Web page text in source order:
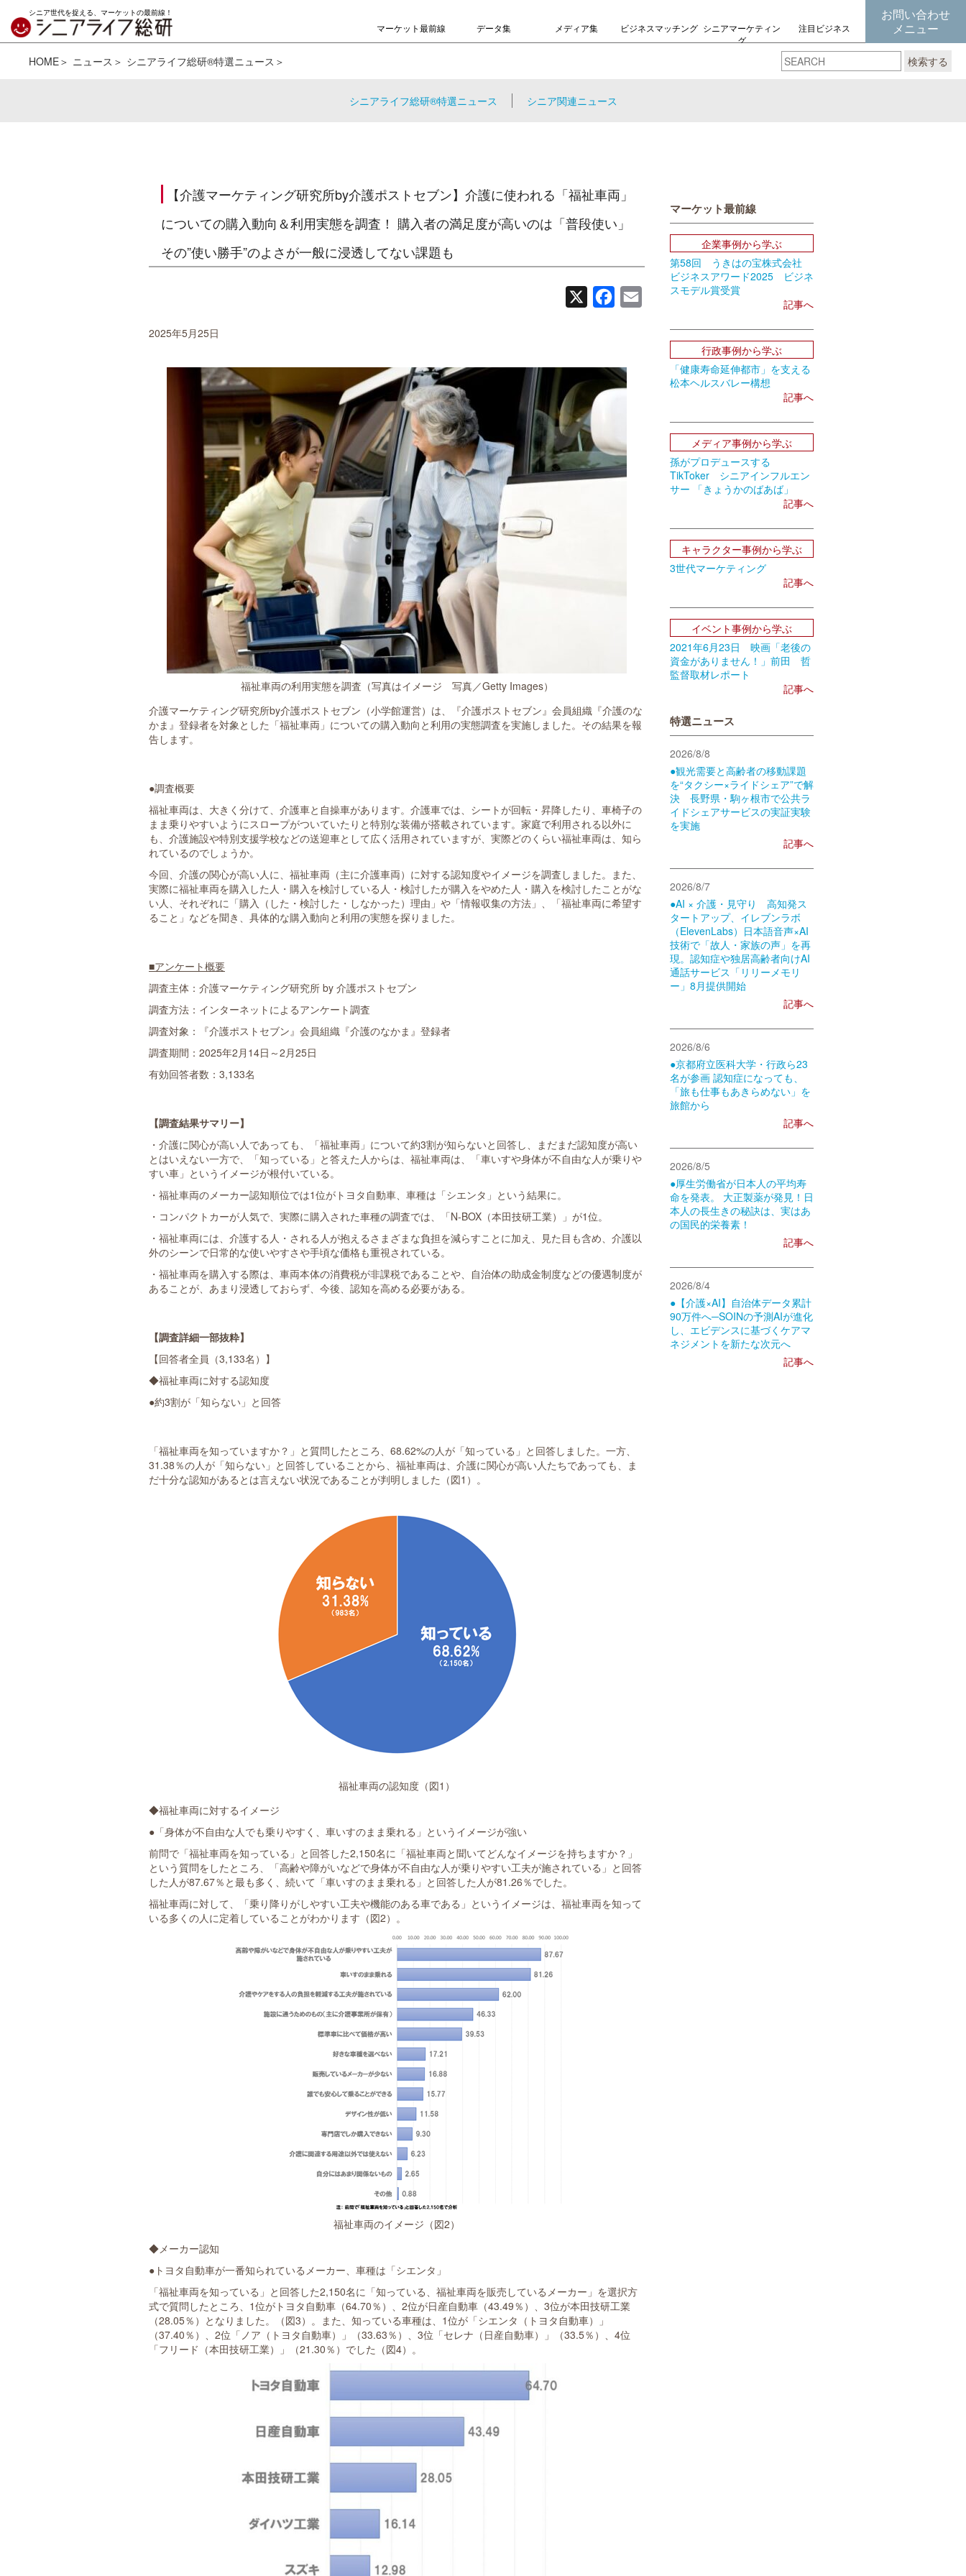
シニア世代を捉える、マーケットの最前線！
マーケット最前線 データ集 メディア集 ビジネスマッチング シニアマーケティン
グ
注目ビジネス
お問い合わせ
メニュー
HOME ニュース シニアライフ総研®特選ニュース 検索する
シニアライフ総研®特選ニュース シニア関連ニュース
【介護マーケティング研究所by介護ポストセブン】介護に使われる「福祉車両」
についての購入動向＆利用実態を調査！ 購入者の満足度が高いのは「普段使い」
その”使い勝手”のよさが一般に浸透してない課題も
FacebookEmail
2025年5月25日
福祉車両の利用実態を調査（写真はイメージ 写真／Getty Images）
介護マーケティング研究所by介護ポストセブン（小学館運営）は、『介護ポストセブン』会員組織『介護のな
かま』登録者を対象とした「福祉車両」についての購入動向と利用の実態調査を実施しました。その結果を報
告します。
●調査概要
福祉車両は、大きく分けて、介護車と自操車があります。介護車では、シートが回転・昇降したり、車椅子の
まま乗りやすいようにスロープがついていたりと特別な装備が搭載されています。家庭で利用される以外に
も、介護施設や特別支援学校などの送迎車として広く活用されていますが、実際どのくらい福祉車両は、知ら
れているのでしょうか。
今回、介護の関心が高い人に、福祉車両（主に介護車両）に対する認知度やイメージを調査しました。また、
実際に福祉車両を購入した人・購入を検討している人・検討したが購入をやめた人・購入を検討したことがな
い人、それぞれに「購入（した・検討した・しなかった）理由」や「情報収集の方法」、「福祉車両に希望す
ること」などを聞き、具体的な購入動向と利用の実態を探りました。
■アンケート概要
調査主体：介護マーケティング研究所 by 介護ポストセブン
調査方法：インターネットによるアンケート調査
調査対象：『介護ポストセブン』会員組織『介護のなかま』登録者
調査期間：2025年2月14日～2月25日
有効回答者数：3,133名
【調査結果サマリー】
・介護に関心が高い人であっても、「福祉車両」について約3割が知らないと回答し、まだまだ認知度が高い
とはいえない一方で、「知っている」と答えた人からは、福祉車両は、「車いすや身体が不自由な人が乗りや
すい車」というイメージが根付いている。
・福祉車両のメーカー認知順位では1位がトヨタ自動車、車種は「シエンタ」という結果に。
・コンパクトカーが人気で、実際に購入された車種の調査では、「N-BOX（本田技研工業）」が1位。
・福祉車両には、介護する人・される人が抱えるさまざまな負担を減らすことに加え、見た目も含め、介護以
外のシーンで日常的な使いやすさや手頃な価格も重視されている。
・福祉車両を購入する際は、車両本体の消費税が非課税であることや、自治体の助成金制度などの優遇制度が
あることが、あまり浸透しておらず、今後、認知を高める必要がある。
【調査詳細一部抜粋】
【回答者全員（3,133名）】
◆福祉車両に対する認知度
●約3割が「知らない」と回答
「福祉車両を知っていますか？」と質問したところ、68.62%の人が「知っている」と回答しました。一方、
31.38％の人が「知らない」と回答していることから、福祉車両は、介護に関心が高い人たちであっても、ま
だ十分な認知があるとは言えない状況であることが判明しました（図1）。
福祉車両の認知度（図1）
◆福祉車両に対するイメージ
●「身体が不自由な人でも乗りやすく、車いすのまま乗れる」というイメージが強い
前問で「福祉車両を知っている」と回答した2,150名に「福祉車両と聞いてどんなイメージを持ちますか？」
という質問をしたところ、「高齢や障がいなどで身体が不自由な人が乗りやすい工夫が施されている」と回答
した人が87.67％と最も多く、続いて「車いすのまま乗れる」と回答した人が81.26％でした。
福祉車両に対して、「乗り降りがしやすい工夫や機能のある車である」というイメージは、福祉車両を知って
いる多くの人に定着していることがわかります（図2）。
福祉車両のイメージ（図2）
◆メーカー認知
●トヨタ自動車が一番知られているメーカー、車種は「シエンタ」
「福祉車両を知っている」と回答した2,150名に「知っている、福祉車両を販売しているメーカー」を選択方
式で質問したところ、1位がトヨタ自動車（64.70％）、2位が日産自動車（43.49％）、3位が本田技研工業
（28.05％）となりました。（図3）。また、知っている車種は、1位が「シエンタ（トヨタ自動車）」
（37.40％）、2位「ノア（トヨタ自動車）」（33.63％）、3位「セレナ（日産自動車）」（33.5％）、4位
「フリード（本田技研工業）」（21.30％）でした（図4）。
マーケット最前線
企業事例から学ぶ
第58回 うきはの宝株式会社
ビジネスアワード2025 ビジネ
スモデル賞受賞
記事へ
行政事例から学ぶ
「健康寿命延伸都市」を支える
松本ヘルスバレー構想
記事へ
メディア事例から学ぶ
孫がプロデュースする
TikToker シニアインフルエン
サー 「きょうかのばあば」
記事へ
キャラクター事例から学ぶ
3世代マーケティング
記事へ
イベント事例から学ぶ
2021年6月23日 映画「老後の
資金がありません！」前田 哲
監督取材レポート
記事へ
特選ニュース
2026/8/8
●観光需要と高齢者の移動課題
を“タクシー×ライドシェア”で解
決 長野県・駒ヶ根市で公共ラ
イドシェアサービスの実証実験
を実施
記事へ
2026/8/7
●AI × 介護・見守り 高知発ス
タートアップ、イレブンラボ
（ElevenLabs）日本語音声×AI
技術で「故人・家族の声」を再
現。認知症や独居高齢者向けAI
通話サービス「リリーメモリ
ー」8月提供開始
記事へ
2026/8/6
●京都府立医科大学・行政ら23
名が参画 認知症になっても、
「旅も仕事もあきらめない」を
旅館から
記事へ
2026/8/5
●厚生労働省が日本人の平均寿
命を発表。 大正製薬が発見！日
本人の長生きの秘訣は、実はあ
の国民的栄養素！
記事へ
2026/8/4
●【介護×AI】自治体データ累計
90万件へ─SOINの予測AIが進化
し、エビデンスに基づくケアマ
ネジメントを新たな次元へ
記事へ